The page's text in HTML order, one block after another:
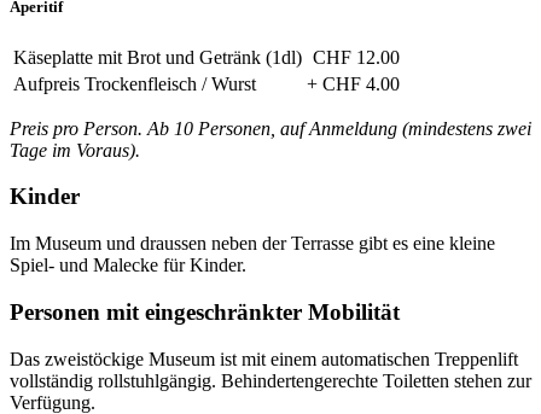
Aperitif
Käseplatte mit Brot und Getränk (1dl) CHF 12.00
Aufpreis Trockenfleisch / Wurst
+ CHF 4.00
Preis pro Person. Ab 10 Personen, auf Anmeldung (mindestens zwei
Tage im Voraus).
Kinder
Im Museum und draussen neben der Terrasse gibt es eine kleine
Spiel- und Malecke für Kinder.
Personen mit eingeschränkter Mobilität
Das zweistöckige Museum ist mit einem automatischen Treppenlift
vollständig rollstuhlgängig. Behindertengerechte Toiletten stehen zur
Verfügung.